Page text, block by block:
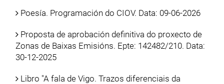
Poesía. Programación do CIOV. Data: 09-06-2026
Proposta de aprobación definitiva do proxecto de
Zonas de Baixas Emisións. Epte: 142482/210. Data:
30-12-2025
Libro "A fala de Vigo. Trazos diferenciais da